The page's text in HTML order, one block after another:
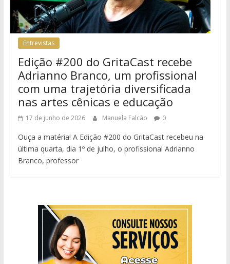
Entrevistas
Edição #200 do GritaCast recebe
Adrianno Branco, um profissional
com uma trajetória diversificada
nas artes cênicas e educação
17 de junho de 2026 Manuela Falcão 0
Ouça a matéria! A Edição #200 do GritaCast recebeu na
última quarta, dia 1º de julho, o profissional Adrianno
Branco, professor